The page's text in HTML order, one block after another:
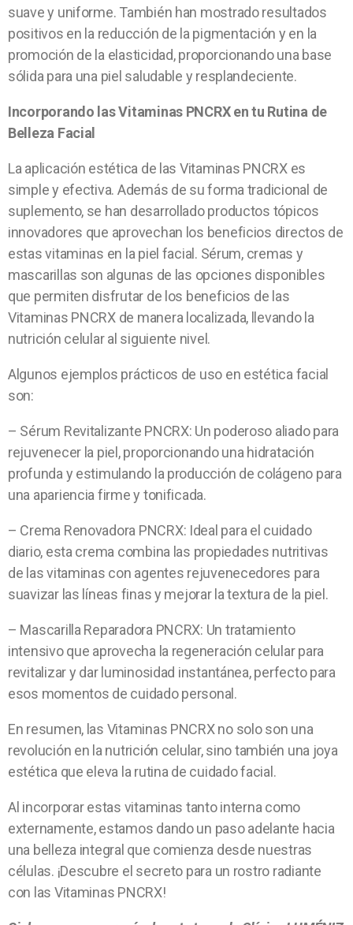
suave y uniforme. También han mostrado resultados
positivos en la reducción de la pigmentación y en la
promoción de la elasticidad, proporcionando una base
sólida para una piel saludable y resplandeciente.
Incorporando las Vitaminas PNCRX en tu Rutina de
Belleza Facial
La aplicación estética de las Vitaminas PNCRX es
simple y efectiva. Además de su forma tradicional de
suplemento, se han desarrollado productos tópicos
innovadores que aprovechan los beneficios directos de
estas vitaminas en la piel facial. Sérum, cremas y
mascarillas son algunas de las opciones disponibles
que permiten disfrutar de los beneficios de las
Vitaminas PNCRX de manera localizada, llevando la
nutrición celular al siguiente nivel.
Algunos ejemplos prácticos de uso en estética facial
son:
– Sérum Revitalizante PNCRX: Un poderoso aliado para
rejuvenecer la piel, proporcionando una hidratación
profunda y estimulando la producción de colágeno para
una apariencia firme y tonificada.
– Crema Renovadora PNCRX: Ideal para el cuidado
diario, esta crema combina las propiedades nutritivas
de las vitaminas con agentes rejuvenecedores para
suavizar las líneas finas y mejorar la textura de la piel.
– Mascarilla Reparadora PNCRX: Un tratamiento
intensivo que aprovecha la regeneración celular para
revitalizar y dar luminosidad instantánea, perfecto para
esos momentos de cuidado personal.
En resumen, las Vitaminas PNCRX no solo son una
revolución en la nutrición celular, sino también una joya
estética que eleva la rutina de cuidado facial.
Al incorporar estas vitaminas tanto interna como
externamente, estamos dando un paso adelante hacia
una belleza integral que comienza desde nuestras
células. ¡Descubre el secreto para un rostro radiante
con las Vitaminas PNCRX!